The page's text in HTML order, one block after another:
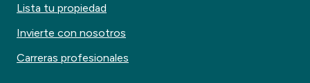
Lista tu propiedad
Invierte con nosotros
Carreras profesionales